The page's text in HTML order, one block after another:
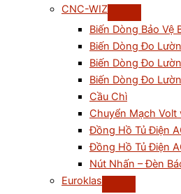
CNC-WIZ
Biến Dòng Bảo Vệ
Biến Dòng Đo
Biến Dòng Đo
Biến Dòng Đo
Cầu Chì
Chuyển Mạch Volt
Đồng Hồ Tủ Điện
Đồng Hồ Tủ Điện
Nút Nhấn – Đèn
Euroklas